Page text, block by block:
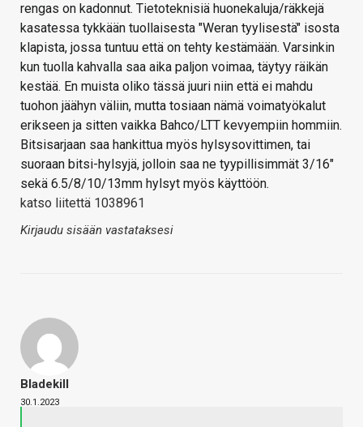
rengas on kadonnut. Tietoteknisiä huonekaluja/räkkejä
kasatessa tykkään tuollaisesta "Weran tyylisestä" isosta
klapista, jossa tuntuu että on tehty kestämään. Varsinkin
kun tuolla kahvalla saa aika paljon voimaa, täytyy räikän
kestää. En muista oliko tässä juuri niin että ei mahdu
tuohon jäähyn väliin, mutta tosiaan nämä voimatyökalut
erikseen ja sitten vaikka Bahco/LTT kevyempiin hommiin.
Bitsisarjaan saa hankittua myös hylsysovittimen, tai
suoraan bitsi-hylsyjä, jolloin saa ne tyypillisimmät 3/16"
sekä 6.5/8/10/13mm hylsyt myös käyttöön.
katso liitettä 1038961
Kirjaudu sisään vastataksesi
Bladekill
30.1.2023